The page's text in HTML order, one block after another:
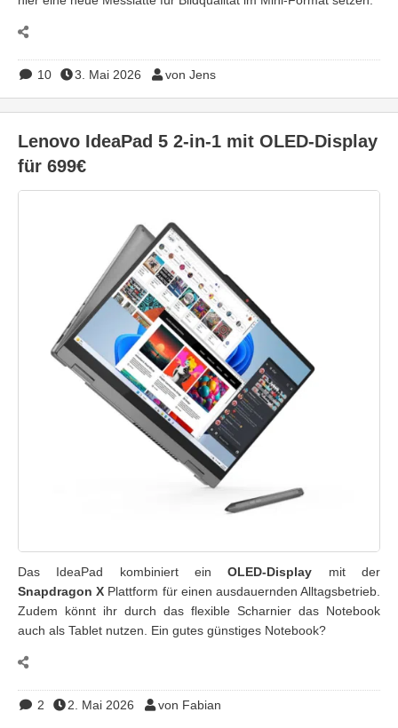
10 3. Mai 2026 von Jens
Lenovo IdeaPad 5 2-in-1 mit OLED-Display
für 699€
Das IdeaPad kombiniert einOLED-Display mit der
Snapdragon X Plattform für einen ausdauernden Alltagsbetrieb.
Zudem könnt ihr durch das flexible Scharnier das Notebook
auch als Tablet nutzen. Ein gutes günstiges Notebook?
2 2. Mai 2026 von Fabian